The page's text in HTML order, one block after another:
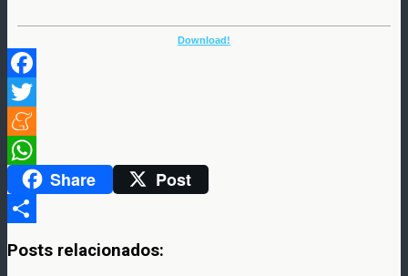
Download!
Facebook
Twitter
Meneame
WhatsAppShare Post
Posts relacionados: